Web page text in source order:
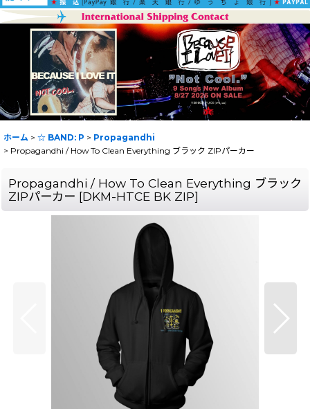
ホーム > ☆ BAND: P > Propagandhi
> Propagandhi / How To Clean Everything ブラック ZIPパーカー
Propagandhi / How To Clean Everything ブラック
ZIPパーカー [DKM-HTCE BK ZIP]